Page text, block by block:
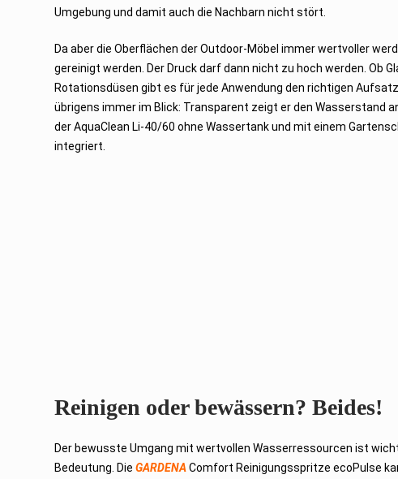
Umgebung und damit auch die Nachbarn nicht stört.
Da aber die Oberflächen der Outdoor-Möbel immer wertvoller
gereinigt werden. Der Druck darf dann nicht zu hoch werden. Ob
Rotationsdüsen gibt es für jede Anwendung den richtigen
übrigens immer im Blick: Transparent zeigt er den Wasserstand
der AquaClean Li-40/60 ohne Wassertank und mit einem
integriert.
Reinigen oder bewässern? Beides!
Der bewusste Umgang mit wertvollen Wasserressourcen ist
Bedeutung. DieGARDENA Comfort Reinigungsspritze ecoPulse